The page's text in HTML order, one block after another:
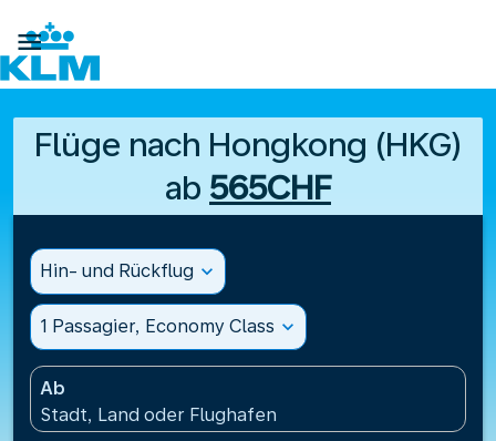

Flüge nach Hongkong (HKG)
ab 565CHF
Hin- und Rückflug expand_more
1 Passagier, Economy Class expand_more
Ab
Stadt, Land oder Flughafen